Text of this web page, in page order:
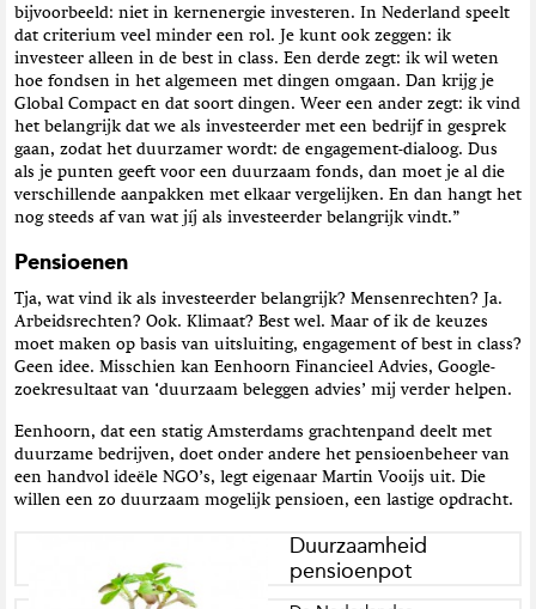
bijvoorbeeld: niet in kernenergie investeren. In Nederland speelt
dat criterium veel minder een rol. Je kunt ook zeggen: ik
investeer alleen in de best in class. Een derde zegt: ik wil weten
hoe fondsen in het algemeen met dingen omgaan. Dan krijg je
Global Compact en dat soort dingen. Weer een ander zegt: ik vind
het belangrijk dat we als investeerder met een bedrijf in gesprek
gaan, zodat het duurzamer wordt: de engagement-dialoog. Dus
als je punten geeft voor een duurzaam fonds, dan moet je al die
verschillende aanpakken met elkaar vergelijken. En dan hangt het
nog steeds af van wat jíj als investeerder belangrijk vindt.”
Pensioenen
Tja, wat vind ik als investeerder belangrijk? Mensenrechten? Ja.
Arbeidsrechten? Ook. Klimaat? Best wel. Maar of ik de keuzes
moet maken op basis van uitsluiting, engagement of best in class?
Geen idee. Misschien kan Eenhoorn Financieel Advies, Google-
zoekresultaat van ‘duurzaam beleggen advies’ mij verder helpen.
Eenhoorn, dat een statig Amsterdams grachtenpand deelt met
duurzame bedrijven, doet onder andere het pensioenbeheer van
een handvol ideële NGO’s, legt eigenaar Martin Vooijs uit. Die
willen een zo duurzaam mogelijk pensioen, een lastige opdracht.
Duurzaamheid
pensioenpot